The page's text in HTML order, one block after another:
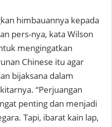
himbauannya kepada
pers-nya, kata Wilson
mengingatkan
Chinese itu agar
bijaksana dalam
“Perjuangan
penting dan menjadi
Tapi, ibarat kain lap,